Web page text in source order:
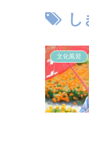
し
文化風習